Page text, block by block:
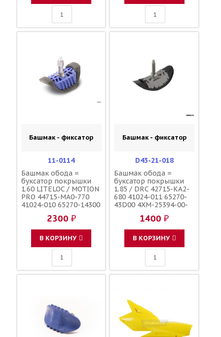
Башмак - фиксатор
11-0114
Башмак обода =
буксатор покрышки
1.60 LITELOC / MOTION
PRO 44715-MA0-770
41024-010 65270-14300
2300 ₽
В КОРЗИНУ
Башмак - фиксатор
D43-21-018
Башмак обода =
буксатор покрышки
1.85 / DRC 42715-KA2-
680 41024-011 65270-
43D00 4XM-25394-00-
1400 ₽
В КОРЗИНУ